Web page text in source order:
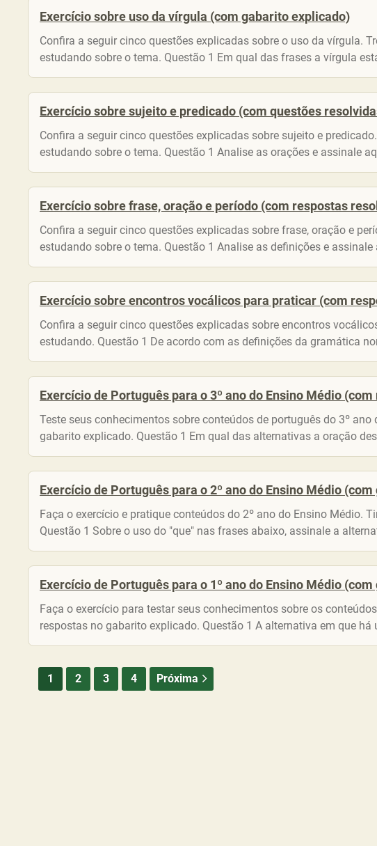
Exercício sobre uso da vírgula (com gabarito explicado)
Confira a seguir cinco questões explicadas sobre o uso da vírgula.
estudando sobre o tema. Questão 1 Em qual das frases a vírgula
Exercício sobre sujeito e predicado (com questões
Confira a seguir cinco questões explicadas sobre sujeito e
estudando sobre o tema. Questão 1 Analise as orações e assinale
Exercício sobre frase, oração e período (com respostas
Confira a seguir cinco questões explicadas sobre frase, oração e
estudando sobre o tema. Questão 1 Analise as definições e assinale
Exercício sobre encontros vocálicos para praticar (com
Confira a seguir cinco questões explicadas sobre encontros
estudando. Questão 1 De acordo com as definições da gramática
Exercício de Português para o 3º ano do Ensino Médio
Teste seus conhecimentos sobre conteúdos de português do 3º
gabarito explicado. Questão 1 Em qual das alternativas a oração
Exercício de Português para o 2º ano do Ensino Médio
Faça o exercício e pratique conteúdos do 2º ano do Ensino Médio.
Questão 1 Sobre o uso do "que" nas frases abaixo, assinale a
Exercício de Português para o 1º ano do Ensino Médio
Faça o exercício para testar seus conhecimentos sobre os
respostas no gabarito explicado. Questão 1 A alternativa em que
1 2 3 4 Próxima